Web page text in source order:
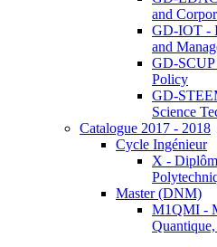
and
GD-IOT -
and
GD-SCUP
Policy
GD-
Science
Catalogue 2017 - 2018
Cycle Ingénieur
X -
Master (DNM)
M1QMI -